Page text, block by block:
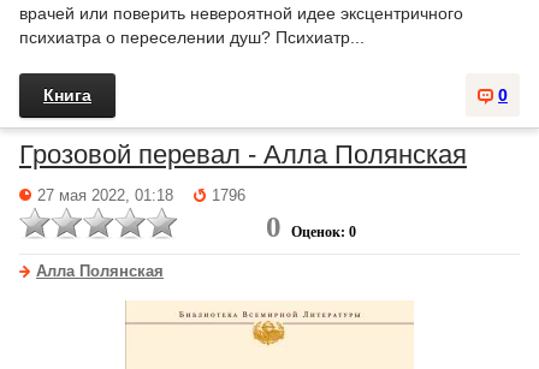
врачей или поверить невероятной идее эксцентричного
психиатра о переселении душ? Психиатр...
0
Книга
Грозовой перевал - Алла Полянская
27 мая 2022, 01:18 1796
0 Оценок: 0
Алла Полянская